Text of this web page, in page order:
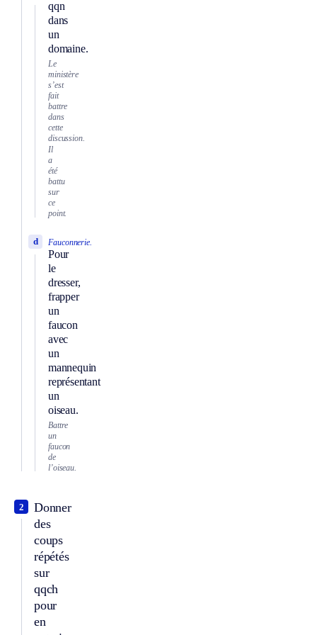
qqn
dans
un
domaine.
Le
ministère
s’est
fait
battre
dans
cette
discussion.
Il
a
été
battu
sur
ce
point.
Fauconnerie.
Pour
le
dresser,
frapper
un
faucon
avec
un
mannequin
représentant
un
oiseau.
d
Battre
un
faucon
de
l’oiseau.
Donner
des
coups
répétés
sur
qqch
pour
en
2